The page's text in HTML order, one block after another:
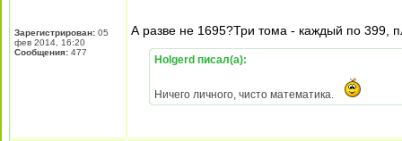
Зарегистрирован: 05
фев 2014, 16:20
Сообщения: 477
А разве не 1695?Три тома - каждый по 399,
Holgerd писал(а):
Ничего личного, чисто математика.